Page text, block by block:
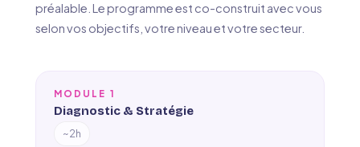
préalable. Le programme est co-construit avec vous
selon vos objectifs, votre niveau et votre secteur.
MODULE 1
Diagnostic & Stratégie
~2h